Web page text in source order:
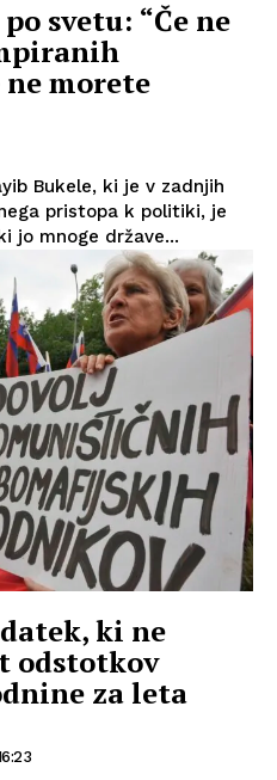
svetu: “Če ne
ne morete
Bukele, ki je v zadnjih
pristopa k politiki, je
jo mnoge države...
ki ne
odstotkov
za leta